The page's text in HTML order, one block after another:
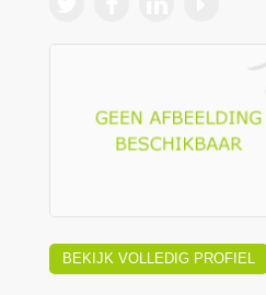
BEKIJK VOLLEDIG PROFIEL